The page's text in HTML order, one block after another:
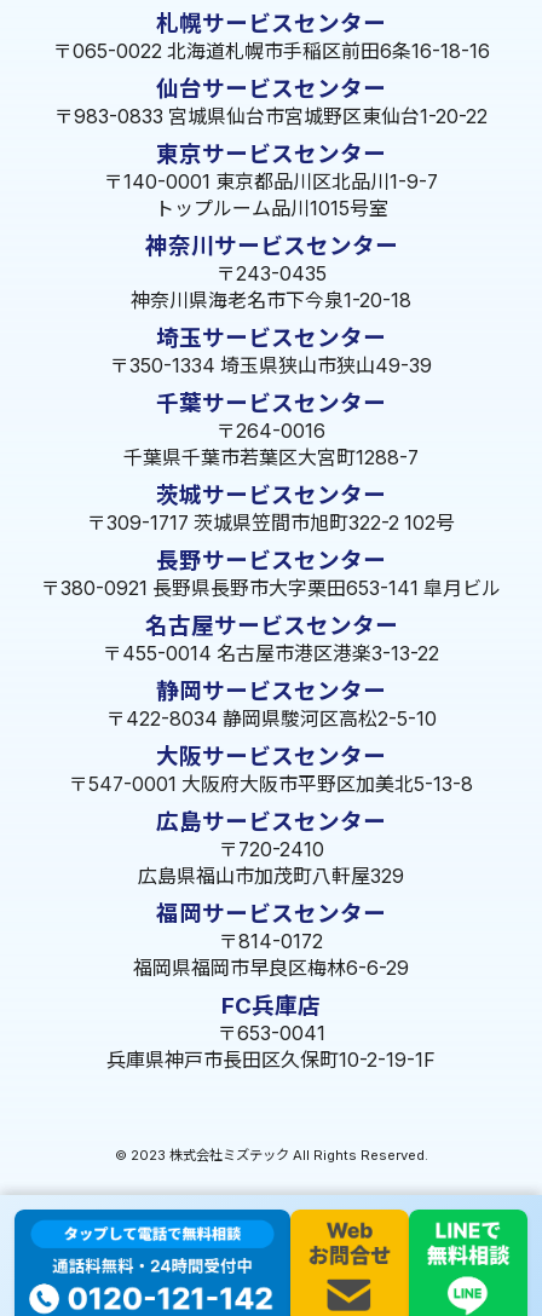
札幌サービスセンター
〒065-0022 北海道札幌市手稲区前田6条16-18-16
仙台サービスセンター
〒983-0833 宮城県仙台市宮城野区東仙台1-20-22
東京サービスセンター
〒140-0001 東京都品川区北品川1-9-7
トップルーム品川1015号室
神奈川サービスセンター
〒243-0435
神奈川県海老名市下今泉1-20-18
埼玉サービスセンター
〒350-1334 埼玉県狭山市狭山49-39
千葉サービスセンター
〒264-0016
千葉県千葉市若葉区大宮町1288-7
茨城サービスセンター
〒309-1717 茨城県笠間市旭町322-2 102号
長野サービスセンター
〒380-0921 長野県長野市大字栗田653-141 皐月ビル
名古屋サービスセンター
〒455-0014 名古屋市港区港楽3-13-22
静岡サービスセンター
〒422-8034 静岡県駿河区高松2-5-10
大阪サービスセンター
〒547-0001 大阪府大阪市平野区加美北5-13-8
広島サービスセンター
〒720-2410
広島県福山市加茂町八軒屋329
福岡サービスセンター
〒814-0172
福岡県福岡市早良区梅林6-6-29
FC兵庫店
〒653-0041
兵庫県神戸市長田区久保町10-2-19-1F
© 2023 株式会社ミズテック All Rights Reserved.